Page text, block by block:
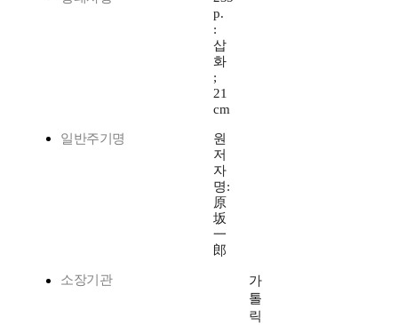
p.
:
삽
화
;
21
cm
일반주기명
원
저
자
명:
原
坂
一
郎
소장기관
가
톨
릭